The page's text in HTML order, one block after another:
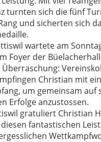
turnten sich die fünf
und sicherten sich
wartete am
Foyer der
Christian mit
um gemeinsam auf
Erfolge anzustossen.
gratuliert Christian
fantastischen